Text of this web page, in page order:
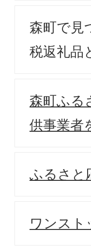
森町で見
税返礼品
森町ふる
供事業者
ふるさと
ワンスト